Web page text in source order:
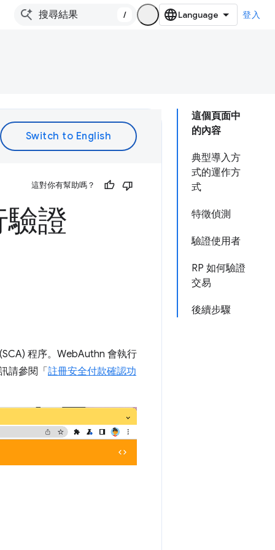
/ 登入
這個頁面中
的內容
典型導入方
式的運作方
式
特徵偵測
驗證使用者
RP 如何驗證
交易
後續步驟
這對你有幫助嗎？
證
程序。WebAuthn 會執行
請參閱「 註冊安全付款確認功